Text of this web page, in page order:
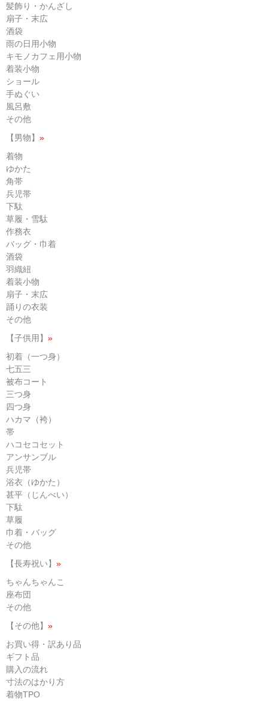
髪飾り・かんざし
扇子・末広
酒袋
雨の日用小物
キモノカフェ用小物
着装小物
ショール
手ぬぐい
風呂敷
その他
【男物】 »
着物
ゆかた
角帯
兵児帯
下駄
草履・雪駄
作務衣
バッグ・巾着
酒袋
羽織紐
着装小物
扇子・末広
踊りの衣装
その他
【子供用】 »
初着（一つ身）
七五三
被布コート
三つ身
四つ身
ハカマ（袴）
帯
ハコセコセット
アンサンブル
兵児帯
浴衣（ゆかた）
甚平（じんべい）
下駄
草履
巾着・バッグ
その他
【長寿祝い】 »
ちゃんちゃんこ
座布団
その他
【その他】 »
お買い得・訳あり品
ギフト品
購入の流れ
寸法のはかり方
着物TPO